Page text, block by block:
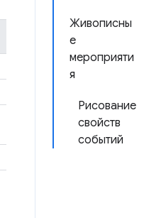
Живописны
е
мероприяти
я
Рисование
свойств
событий